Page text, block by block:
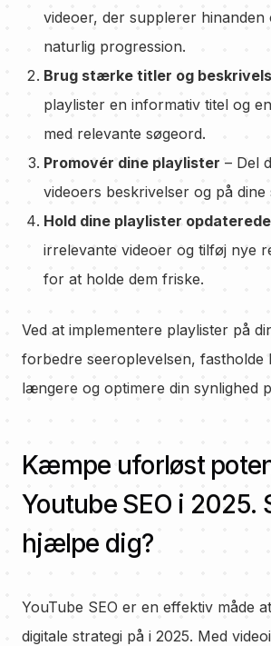
videoer, der supplerer hinanden
naturlig progression.
Brug stærke titler og
playlister en informativ titel og
med relevante søgeord.
Promovér dine playlister – Del
videoers beskrivelser og på dine
Hold dine playlister opdaterede
irrelevante videoer og tilføj nye
for at holde dem friske.
Ved at implementere playlister på
forbedre seeroplevelsen, fastholde
længere og optimere din synlighed
Kæmpe uforløst
Youtube SEO i 2025.
hjælpe dig?
YouTube SEO er en effektiv måde
digitale strategi på i 2025. Med